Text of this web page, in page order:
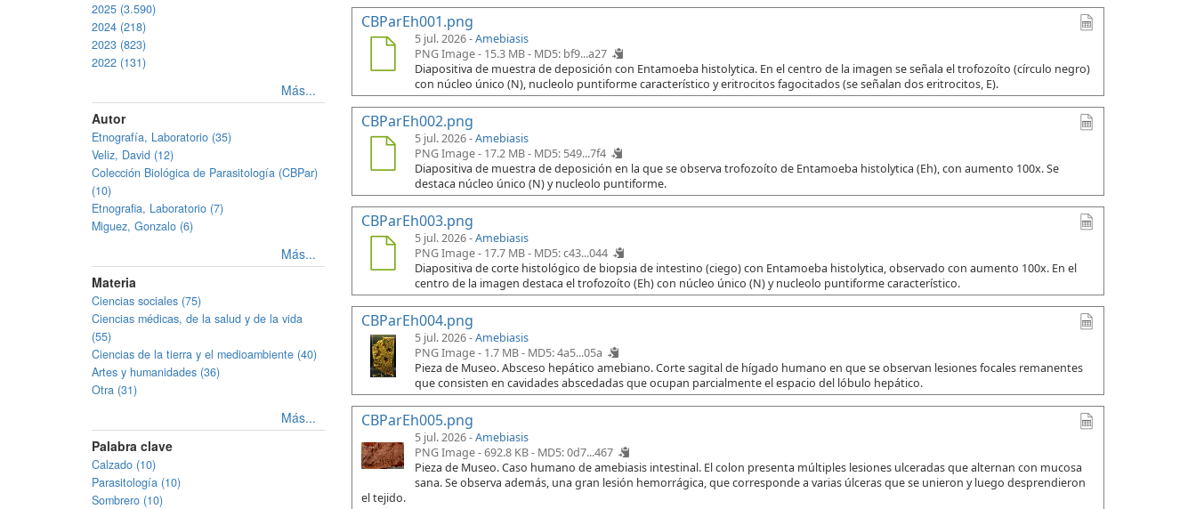
2025 (3.590)
2024 (218)
2023 (823)
2022 (131)
Más...
Autor
Etnografía, Laboratorio (35)
Veliz, David (12)
Colección Biológica de Parasitología (CBPar)
(10)
Etnografia, Laboratorio (7)
Miguez, Gonzalo (6)
Más...
Materia
Ciencias sociales (75)
Ciencias médicas, de la salud y de la vida
(55)
Ciencias de la tierra y el medioambiente (40)
Artes y humanidades (36)
Otra (31)
Más...
Palabra clave
Calzado (10)
Parasitología (10)
Sombrero (10)
CBParEh001.png
5 jul. 2026 -Amebiasis
PNG Image - 15.3 MB - MD5: bf9...a27
Diapositiva de muestra de deposición con Entamoeba histolytica. En el centro de la imagen se señala el trofozoíto (círculo negro)
con núcleo único (N), nucleolo puntiforme característico y eritrocitos fagocitados (se señalan dos eritrocitos, E).
CBParEh002.png
5 jul. 2026 -Amebiasis
PNG Image - 17.2 MB - MD5: 549...7f4
Diapositiva de muestra de deposición en la que se observa trofozoíto de Entamoeba histolytica (Eh), con aumento 100x. Se
destaca núcleo único (N) y nucleolo puntiforme.
CBParEh003.png
5 jul. 2026 -Amebiasis
PNG Image - 17.7 MB - MD5: c43...044
Diapositiva de corte histológico de biopsia de intestino (ciego) con Entamoeba histolytica, observado con aumento 100x. En el
centro de la imagen destaca el trofozoíto (Eh) con núcleo único (N) y nucleolo puntiforme característico.
CBParEh004.png
5 jul. 2026 -Amebiasis
PNG Image - 1.7 MB - MD5: 4a5...05a
Pieza de Museo. Absceso hepático amebiano. Corte sagital de hígado humano en que se observan lesiones focales remanentes
que consisten en cavidades abscedadas que ocupan parcialmente el espacio del lóbulo hepático.
CBParEh005.png
5 jul. 2026 -Amebiasis
PNG Image - 692.8 KB - MD5: 0d7...467
Pieza de Museo. Caso humano de amebiasis intestinal. El colon presenta múltiples lesiones ulceradas que alternan con mucosa
sana. Se observa además, una gran lesión hemorrágica, que corresponde a varias úlceras que se unieron y luego desprendieron
el tejido.